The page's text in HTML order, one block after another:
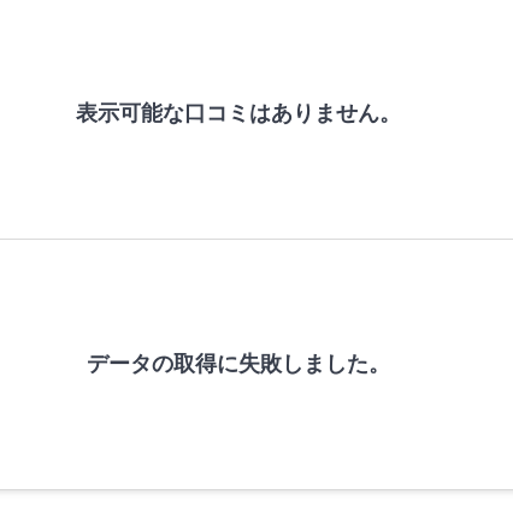
表示可能な口コミはありません。
データの取得に失敗しました。